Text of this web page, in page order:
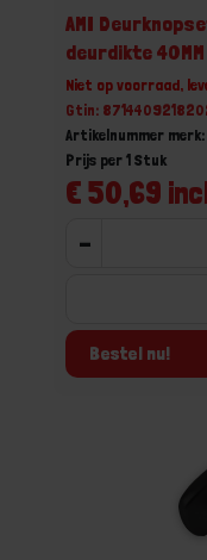
AMI
deurdikte 40MM
Niet op voorraad,
Gtin:
Artikelnummer merk:
€ 50,69
Prijs per 1 Stuk
-
Bestel nu!